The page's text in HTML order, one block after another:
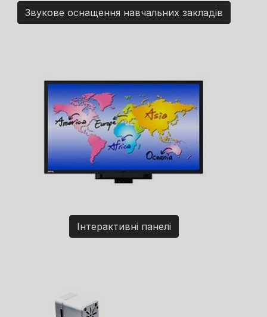
Звукове оснащення навчальних закладів
Інтерактивні панелі